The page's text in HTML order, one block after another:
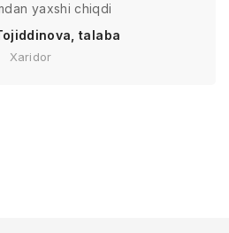
yaxshi chiqdi
talaba
Xaridor